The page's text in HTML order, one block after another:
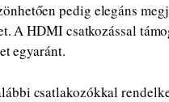
pedig elegáns
A HDMI csatkozással
egyaránt.
csatlakozókkal